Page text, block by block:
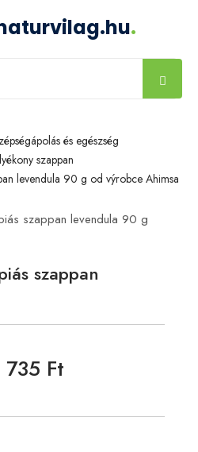
.
és egészség
szappan
levendula 90 g od výrobce Ahimsa
szappan
735 Ft